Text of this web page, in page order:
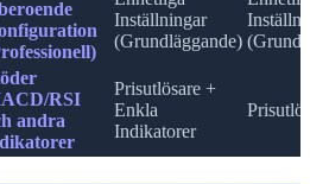
Inställningar
(Grundläggande)
RSI
andra
Prisutlösare +
Enkla
Indikatorer